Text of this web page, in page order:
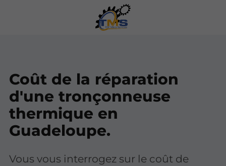
Coût de la réparation
d'une tronçonneuse
thermique en
Guadeloupe.
Vous vous interrogez sur le coût de